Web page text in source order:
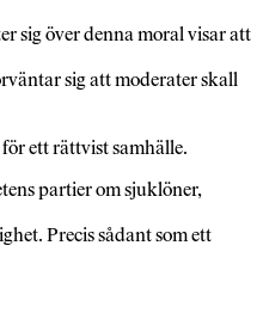
sig över denna moral visar att
sig att moderater skall
ett rättvist samhälle.
partier om sjuklöner,
Precis sådant som ett